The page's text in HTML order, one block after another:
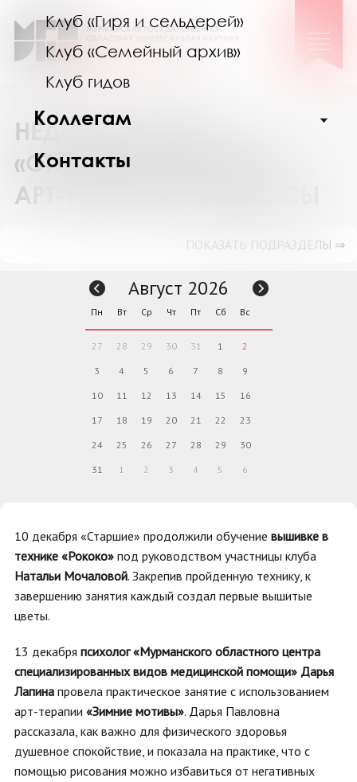
Клуб «Гиря и сельдерей»
Клуб «Семейный архив»
Клуб гидов
Коллегам
Контакты
НЕДЕЛЯ В КЛУБЕ
«СТАРШИЕ»: ВЫШИВКА,
АРТ-ТЕРАПИЯ И ФИНАНСЫ
10 декабря «Старшие» продолжили обучение вышивке в
технике «Рококо» под руководством участницы клуба
Натальи Мочаловой. Закрепив пройденную технику, к
завершению занятия каждый создал первые вышитые
цветы.
13 декабря психолог «Мурманского областного центра
специализированных видов медицинской помощи» Дарья
Лапина провела практическое занятие с использованием
арт-терапии «Зимние мотивы». Дарья Павловна
рассказала, как важно для физического здоровья
душевное спокойствие, и показала на практике, что с
помощью рисования можно избавиться от негативных
ПОКАЗАТЬ ПОДРАЗДЕЛЫ ⇒
Август 2026
Пн Вт Ср Чт Пт Сб Вс
27 28 29 30 31 1 2
3 4 5 6 7 8 9
10 11 12 13 14 15 16
17 18 19 20 21 22 23
24 25 26 27 28 29 30
31 1 2 3 4 5 6